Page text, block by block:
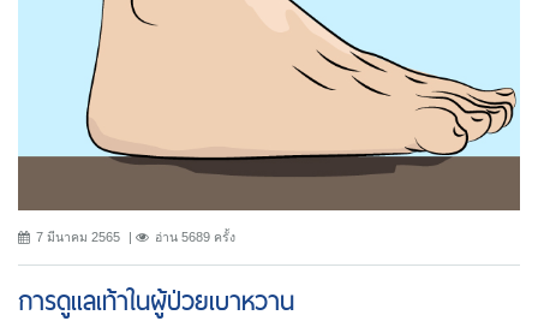
7 มีนาคม 2565 อ่าน 5689 ครั้ง
การดูแลเท้าในผู้ป่วยเบาหวาน